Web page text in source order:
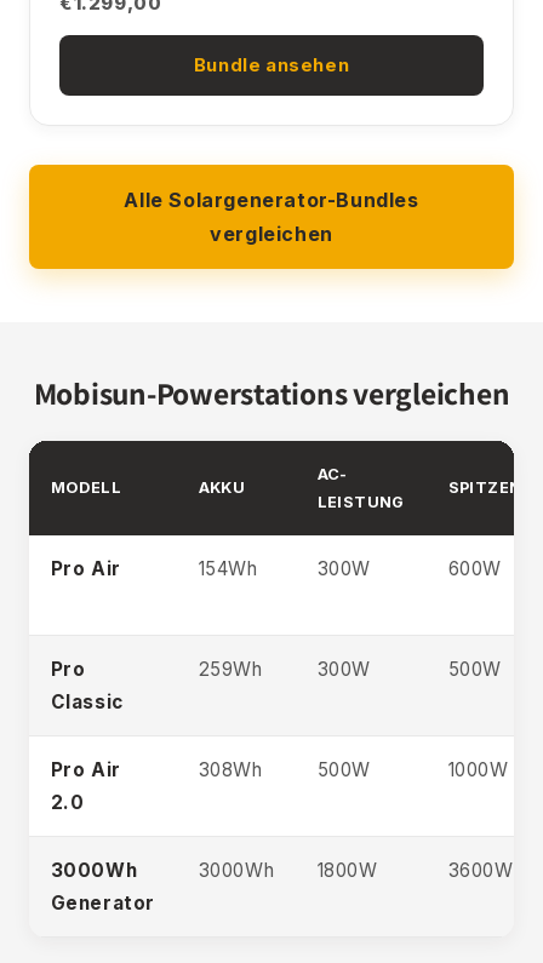
Bundle ansehen
Alle Solargenerator-Bundles
vergleichen
Mobisun-Powerstations vergleichen
MODELL AKKU
AC-
LEISTUNG
Pro Air 154Wh 300W 600W
Pro
Classic
259Wh 300W 500W
Pro Air
2.0
308Wh 500W 1000W
3000Wh
Generator
3000Wh 1800W 3600W